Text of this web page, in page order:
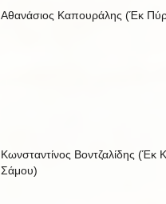
Αθανάσιος Καπουράλης (Έκ
Κωνσταντίνος Βοντζαλίδης (Έκ
Σάμου)